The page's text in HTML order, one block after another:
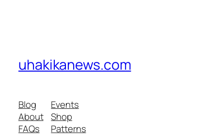
uhakikanews.com
Blog
About
FAQs
Events
Shop
Patterns